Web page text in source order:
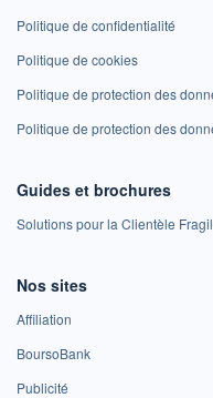
Politique de confidentialité
Politique de cookies
Politique de protection des
Politique de protection des
Guides et brochures
Solutions pour la Clientèle
Nos sites
Affiliation
BoursoBank
Publicité